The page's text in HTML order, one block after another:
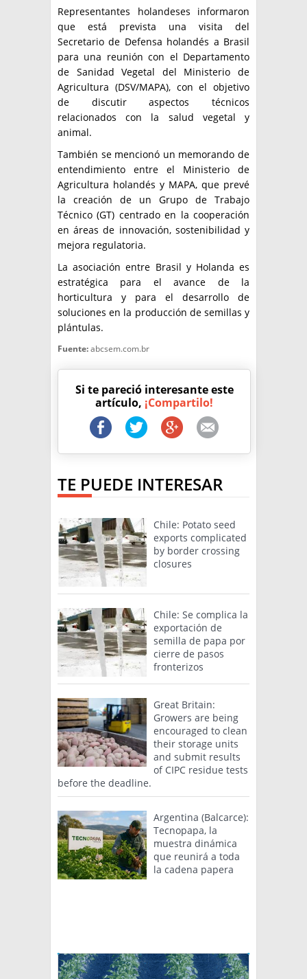
Representantes holandeses informaron
que está prevista una visita del
Secretario de Defensa holandés a Brasil
para una reunión con el Departamento
de Sanidad Vegetal del Ministerio de
Agricultura (DSV/MAPA), con el objetivo
de discutir aspectos técnicos
relacionados con la salud vegetal y
animal.
También se mencionó un memorando de
entendimiento entre el Ministerio de
Agricultura holandés y MAPA, que prevé
la creación de un Grupo de Trabajo
Técnico (GT) centrado en la cooperación
en áreas de innovación, sostenibilidad y
mejora regulatoria.
La asociación entre Brasil y Holanda es
estratégica para el avance de la
horticultura y para el desarrollo de
soluciones en la producción de semillas y
plántulas.
Fuente:abcsem.com.br
Si te pareció interesante este
artículo, ¡Compartilo!
TE PUEDE INTERESAR
Chile: Potato seed
exports complicated
by border crossing
closures
Chile: Se complica la
exportación de
semilla de papa por
cierre de pasos
fronterizos
Great Britain:
Growers are being
encouraged to clean
their storage units
and submit results
of CIPC residue tests
before the deadline.
Argentina (Balcarce):
Tecnopapa, la
muestra dinámica
que reunirá a toda
la cadena papera